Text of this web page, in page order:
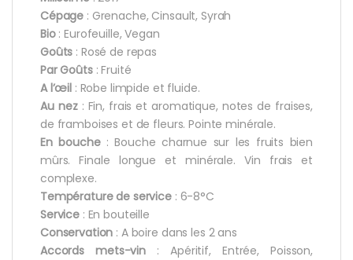
Cépage : Grenache, Cinsault, Syrah
Bio: Eurofeuille, Vegan
Goûts : Rosé de repas
Par Goûts: Fruité
A l’œil : Robe limpide et fluide.
Au nez: Fin, frais et aromatique, notes de fraises,
de framboises et de fleurs. Pointe minérale.
En bouche: Bouche charnue sur les fruits bien
mûrs. Finale longue et minérale. Vin frais et
complexe.
Température de service: 6-8°C
Service : En bouteille
Conservation : A boire dans les 2 ans
Accords mets-vin : Apéritif, Entrée, Poisson,